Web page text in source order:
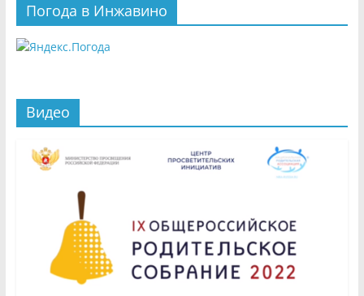
Погода в Инжавино
Видео